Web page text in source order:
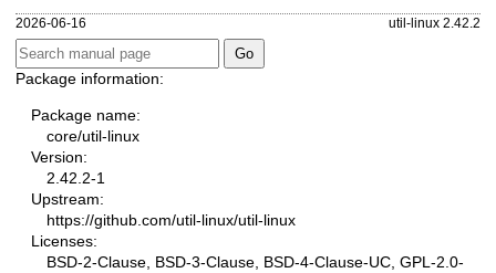
2026-06-16 util-linux 2.42.2
Package information:
Package name:
core/util-linux
Version:
2.42.2-1
Upstream:
https://github.com/util-linux/util-linux
Licenses:
BSD-2-Clause, BSD-3-Clause, BSD-4-Clause-UC, GPL-2.0-